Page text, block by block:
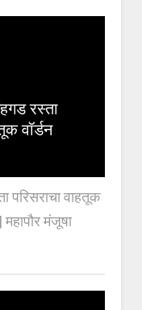
रस्ता
वॉर्डन
परिसराचा वाहतूक
महापौर मंजूषा